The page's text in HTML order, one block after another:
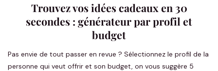
Trouvez vos idées cadeaux en 30
secondes : générateur par profil et
budget
Pas envie de tout passer en revue ? Sélectionnez le profil de la
personne qui veut offrir et son budget, on vous suggère 5